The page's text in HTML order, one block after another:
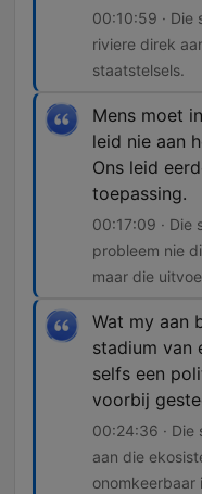
00:10:59 ·
riviere direk
staatstelsels.
Mens moet
leid nie aan
Ons leid
toepassing.
00:17:09 ·
probleem nie
maar die
Wat my aan
stadium van
selfs een
voorbij
00:24:36 ·
aan die
onomkeerbaar